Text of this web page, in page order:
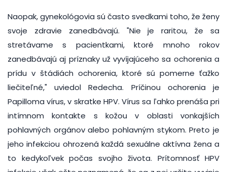
Naopak, gynekológovia sú často svedkami toho, že ženy
svoje zdravie zanedbávajú. "Nie je raritou, že sa
stretávame s pacientkami, ktoré mnoho rokov
zanedbávajú aj príznaky už vyvíjajúceho sa ochorenia a
prídu v štádiách ochorenia, ktoré sú pomerne ťažko
liečiteľné," uviedol Redecha. Príčinou ochorenia je
Papilloma vírus, v skratke HPV. Vírus sa ľahko prenáša pri
intímnom kontakte s kožou v oblasti vonkajších
pohlavných orgánov alebo pohlavným stykom. Preto je
jeho infekciou ohrozená každá sexuálne aktívna žena a
to kedykoľvek počas svojho života. Prítomnosť HPV